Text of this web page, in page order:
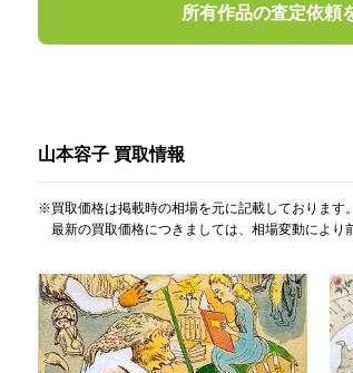
所有作品の査定依頼
山本容子 買取情報
※買取価格は掲載時の相場を元に記載しております。
最新の買取価格につきましては、相場変動により